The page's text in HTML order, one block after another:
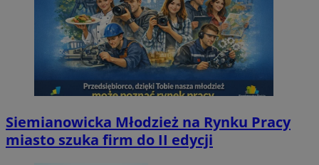
Siemianowicka Młodzież na Rynku Pracy
miasto szuka firm do II edycji